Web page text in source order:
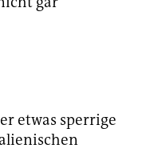
etwas sperrige